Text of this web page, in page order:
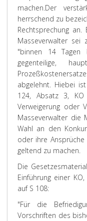
machen.Der
herrschend zu
Rechtsprechung
Masseverwalter sei
"binnen 14 Tagen
gegenteilige,
abgelehnt. Hiebei
124, Absatz 3,
Verweigerung oder
Masseverwalter die
Wahl an den
oder ihre
geltend zu machen.
Die
Einführung einer
auf S 108:
"Für die
Vorschriften des